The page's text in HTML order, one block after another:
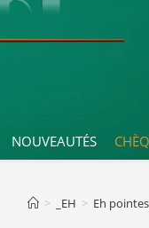
NOUVEAUTÉS
> _EH > Eh